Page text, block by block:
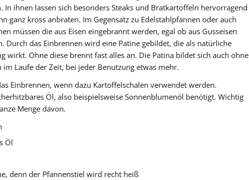
In ihnen lassen sich besonders Steaks und Bratkartoffeln hervorragend
ganz kross anbraten. Im Gegensatz zu Edelstahlpfannen oder auch
müssen die aus Eisen eingebrannt werden, egal ob aus Gusseisen
Durch das Einbrennen wird eine Patine gebildet, die als natürliche
wirkt. Ohne diese brennt fast alles an. Die Patina bildet sich auch ohne
im Laufe der Zeit, bei jeder Benutzung etwas mehr.
Einbrennen, wenn dazu Kartoffelschalen verwendet werden.
Öl, also beispielsweise Sonnenblumenöl benötigt. Wichtig
Menge davon.
Öl
denn der Pfannenstiel wird recht heiß